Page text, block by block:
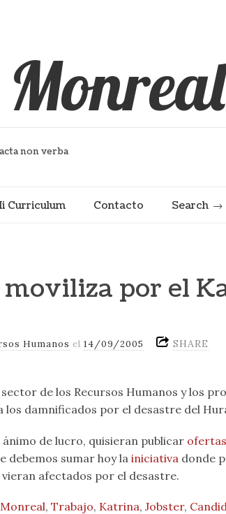
non verba
Curriculum Contacto Search
moviliza por el
Humanos el 14/09/2005 SHARE
sector de los Recursos Humanos y los
los damnificados por el desastre del
ánimo de lucro, quisieran publicar ofertas
debemos sumar hoy la iniciativa donde
afectados por el desastre.
, Trabajo, Katrina, Jobster,